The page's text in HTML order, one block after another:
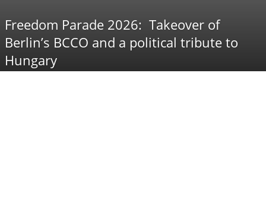
Freedom Parade 2026: Takeover of
Berlin’s BCCO and a political tribute to
Hungary